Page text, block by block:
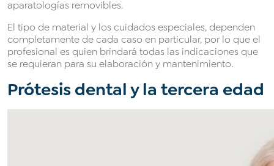
aparatologías removibles.
El tipo de material y los cuidados especiales, dependen
completamente de cada caso en particular, por lo que el
profesional es quien brindará todas las indicaciones que
se requieran para su elaboración y mantenimiento.
Prótesis dental y la tercera edad